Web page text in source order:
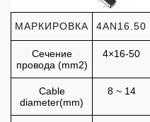
МАРКИРОВКА 4AN16.50
Сечение
провода (mm2)
4×16-50
Cable
diameter(mm)
8 ~ 14